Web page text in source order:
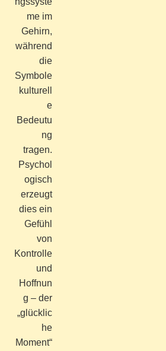
me im
Gehirn,
während
die
Symbole
kulturell
e
Bedeutu
ng
tragen.
Psychol
ogisch
erzeugt
dies ein
Gefühl
von
Kontrolle
und
Hoffnun
g – der
„glücklic
he
Moment“